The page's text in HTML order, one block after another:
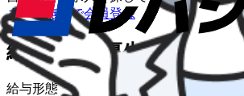
まずは無料で会員登録
給与・福利厚生
給与形態